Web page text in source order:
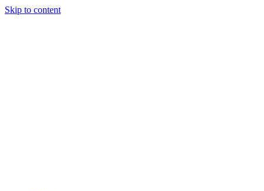
Skip to content